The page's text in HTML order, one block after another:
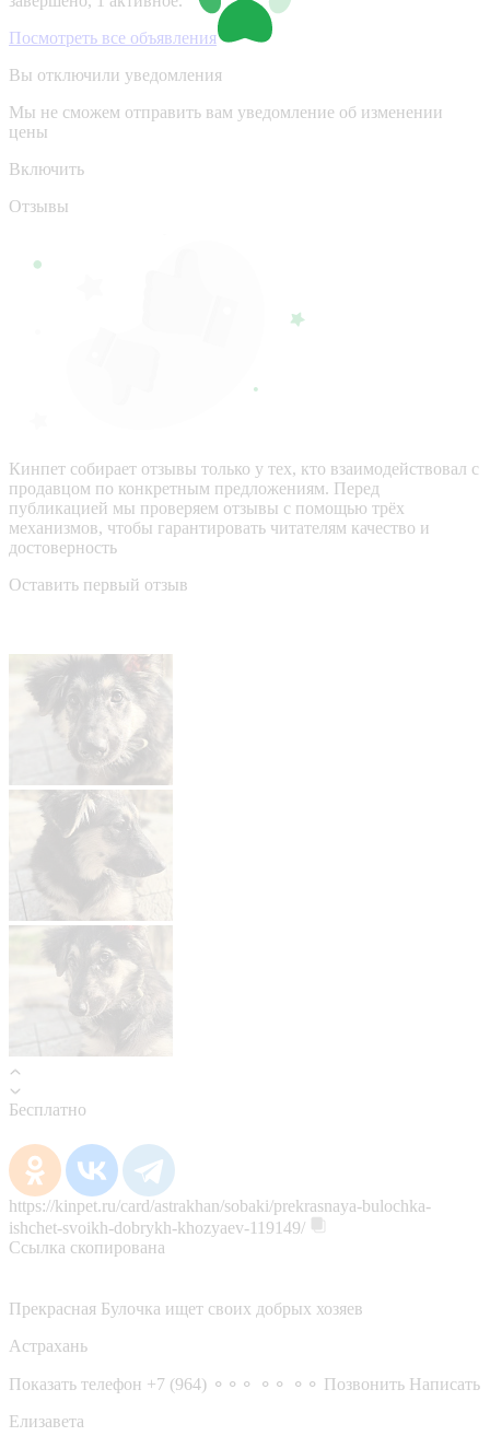
Посмотреть все объявления
Вы отключили уведомления
Мы не сможем отправить вам уведомление об изменении
цены
Включить
Отзывы
Кинпет собирает отзывы только у тех, кто взаимодействовал с
продавцом по конкретным предложениям. Перед
публикацией мы проверяем отзывы с помощью трёх
механизмов, чтобы гарантировать читателям качество и
достоверность
Оставить первый отзыв
Бесплатно
https://kinpet.ru/card/astrakhan/sobaki/prekrasnaya-bulochka-
ishchet-svoikh-dobrykh-khozyaev-119149/
Ссылка скопирована
Прекрасная Булочка ищет своих добрых хозяев
Астрахань
Показать телефон +7 (964) ⚬⚬⚬ ⚬⚬ ⚬⚬ Позвонить Написать
Елизавета